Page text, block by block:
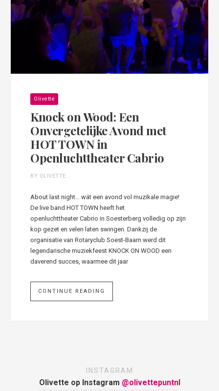
Olivette
Knock on Wood: Een
Onvergetelijke Avond met
HOT TOWN in
Openluchttheater Cabrio
BY OLIVETTE
About last night… wát een avond vol muzikale magie!
De live band HOT TOWN heeft het
openluchttheater Cabrio in Soesterberg volledig op zijn
kop gezet en velen laten swingen. Dankzij de
organisatie van Rotaryclub Soest-Baarn werd dit
legendarische muziekfeest KNOCK ON WOOD een
daverend succes, waarmee dit jaar
CONTINUE READING
INSTAGRAM
Olivette op Instagram @olivettepuntnl